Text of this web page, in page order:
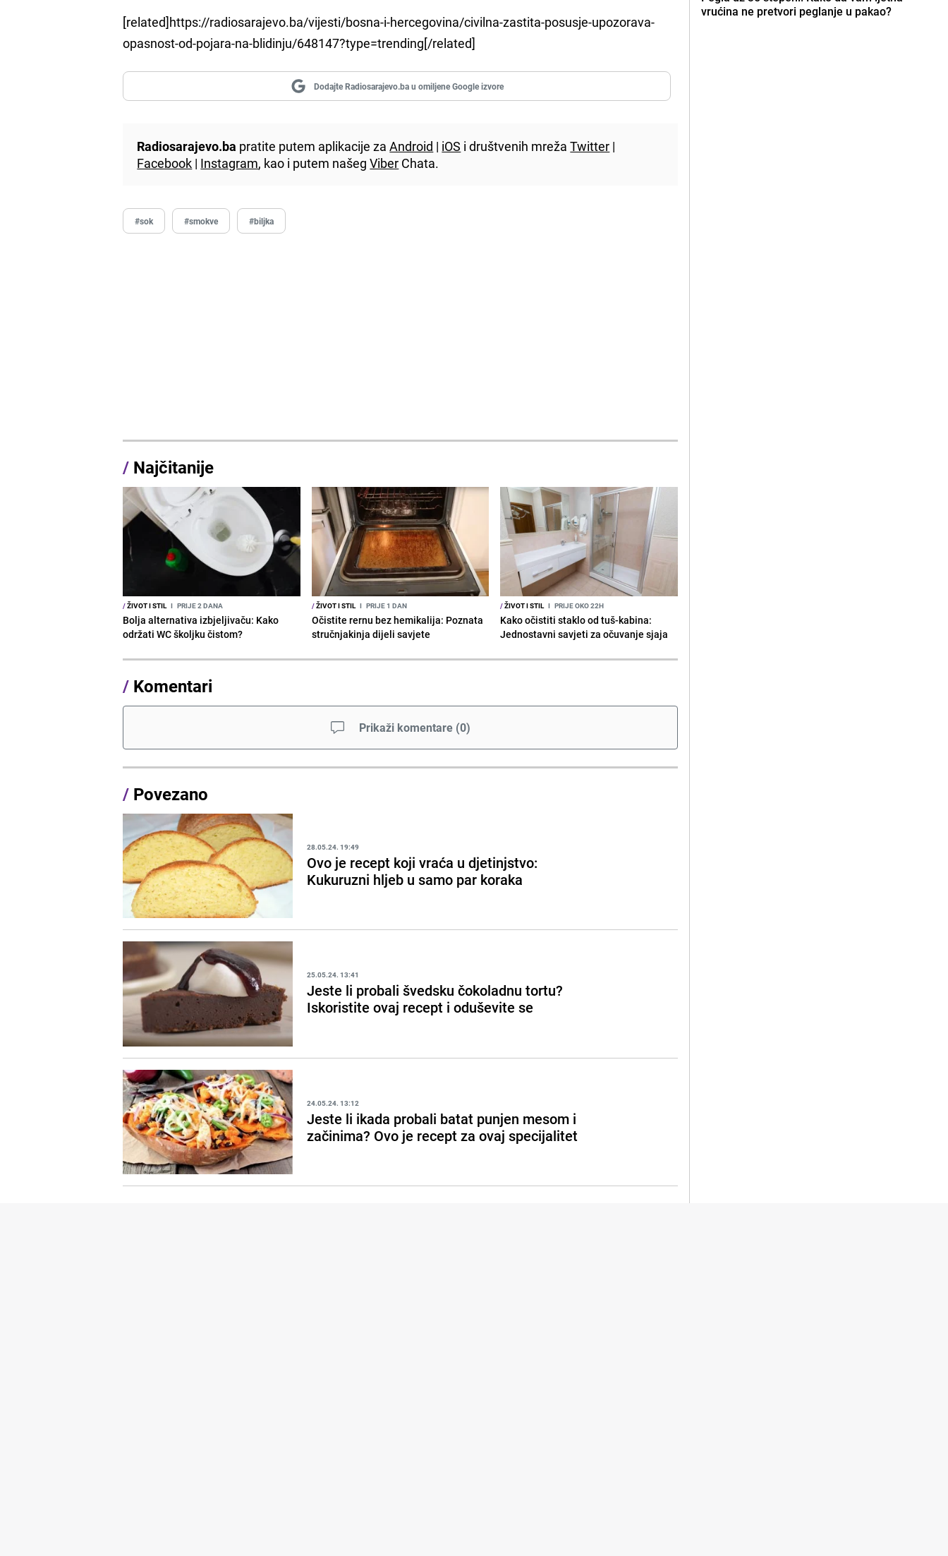
[related]https://radiosarajevo.ba/vijesti/bosna-i-hercegovina/civilna-zastita-posusje-upozorava-
opasnost-od-pojara-na-blidinju/648147?type=trending[/related]
Dodajte Radiosarajevo.ba u omiljene Google izvore
Radiosarajevo.ba pratite putem aplikacije zaAndroid | iOS i društvenih mrežaTwitter |
Facebook | Instagram, kao i putem našegViber Chata.
#sok #smokve #biljka
/ Najčitanije
/ŽIVOT I STIL I PRIJE 2 DANA
Bolja alternativa izbjeljivaču: Kako
održati WC školjku čistom?
/ŽIVOT I STIL I PRIJE 1 DAN
Očistite rernu bez hemikalija: Poznata
stručnjakinja dijeli savjete
/ŽIVOT I STIL I PRIJE OKO 22H
Kako očistiti staklo od tuš-kabina:
Jednostavni savjeti za očuvanje sjaja
/ Komentari
Prikaži komentare (0)
/ Povezano
28.05.24. 19:49
Ovo je recept koji vraća u djetinjstvo:
Kukuruzni hljeb u samo par koraka
25.05.24. 13:41
Jeste li probali švedsku čokoladnu tortu?
Iskoristite ovaj recept i oduševite se
24.05.24. 13:12
Jeste li ikada probali batat punjen mesom i
začinima? Ovo je recept za ovaj specijalitet
vrućina ne pretvori peglanje u pakao?